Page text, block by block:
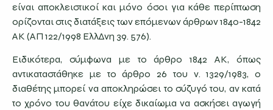
είναι αποκλειστικοί και μόνο όσοι για κάθε περίπτωση
ορίζονται στις διατάξεις των επόμενων άρθρων 1840-1842
ΑΚ (ΑΠ 122/1998 ΕλλΔνη 39. 576).
Ειδικότερα, σύμφωνα με το άρθρο 1842 ΑΚ, όπως
αντικαταστάθηκε με το άρθρο 26 του ν. 1329/1983, ο
διαθέτης μπορεί να αποκληρώσει το σύζυγό του, αν κατά
το χρόνο του θανάτου είχε δικαίωμα να ασκήσει αγωγή